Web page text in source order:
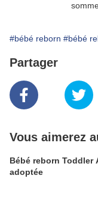
#bébé reborn #bébé
Partager
Vous aimerez
Bébé reborn Toddler
adoptée